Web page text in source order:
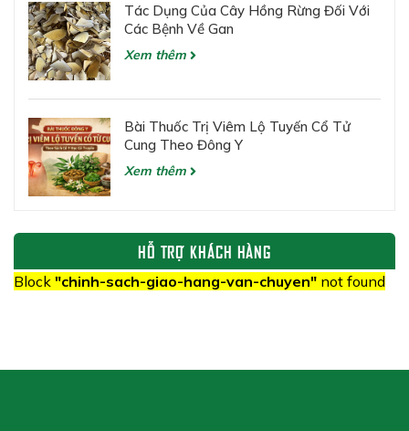
Tác Dụng Của Cây Hồng Rừng Đối Với
Các Bệnh Về Gan
Xem thêm
Bài Thuốc Trị Viêm Lộ Tuyến Cổ Tử
Cung Theo Đông Y
Xem thêm
HỖ TRỢ KHÁCH HÀNG
Block "chinh-sach-giao-hang-van-chuyen" not found